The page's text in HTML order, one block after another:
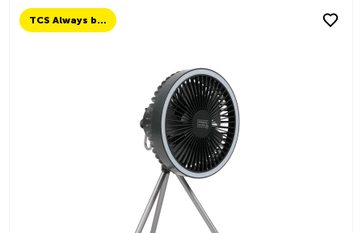
TCS Always by my side